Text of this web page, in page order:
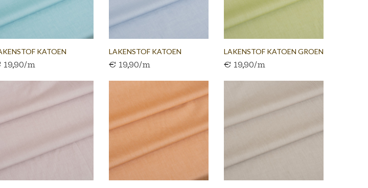
KATOEN
19,90/m
LAKENSTOF KATOEN
LICHTBLAUW...
€ 19,90/m
LAKENSTOF KATOEN GROEN
300 CM
€ 19,90/m